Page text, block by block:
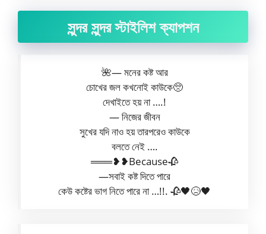
সুন্দর সুন্দর স্টাইলিশ ক্যাপশন
🌺— মনের কষ্ট আর
চোখের জল কখনোই কাউকে🥺
দেখাইতে হয় না ….!
— নিজের জীবন
সুখের যদি নাও হয় তারপরেও কাউকে
বলতে নেই ….
═══❥❥Because🥀
‌—সবাই কষ্ট দিতে পারে
কেউ কষ্টের ভাগ নিতে পারে না ‌…!!. 🥀🖤😥🖤